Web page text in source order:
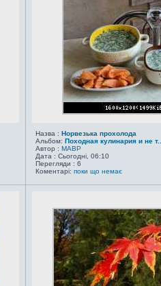
Назва : Норвезька прохолода
Альбом: Походная кулинария и не т...
Автор : MABP
Дата : Сьогодні, 06:10
Перегляди : 6
Коментарі: поки що немає